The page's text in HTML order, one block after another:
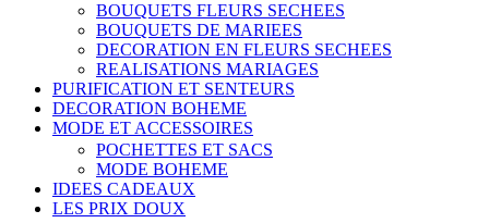
BOUQUETS FLEURS SECHEES
BOUQUETS DE MARIEES
DECORATION EN FLEURS SECHEES
REALISATIONS MARIAGES
PURIFICATION ET SENTEURS
DECORATION BOHEME
MODE ET ACCESSOIRES
POCHETTES ET SACS
MODE BOHEME
IDEES CADEAUX
LES PRIX DOUX